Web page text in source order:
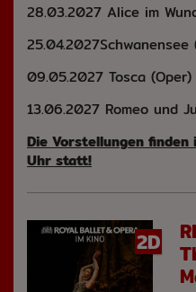
28.03.2027 Alice im
09.05.2027 Tosca (Oper)
13.06.2027 Romeo und
Die Vorstellungen finden
Uhr statt!
2D